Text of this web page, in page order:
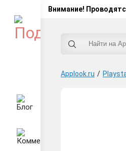
Внимание!
Applook.ru /